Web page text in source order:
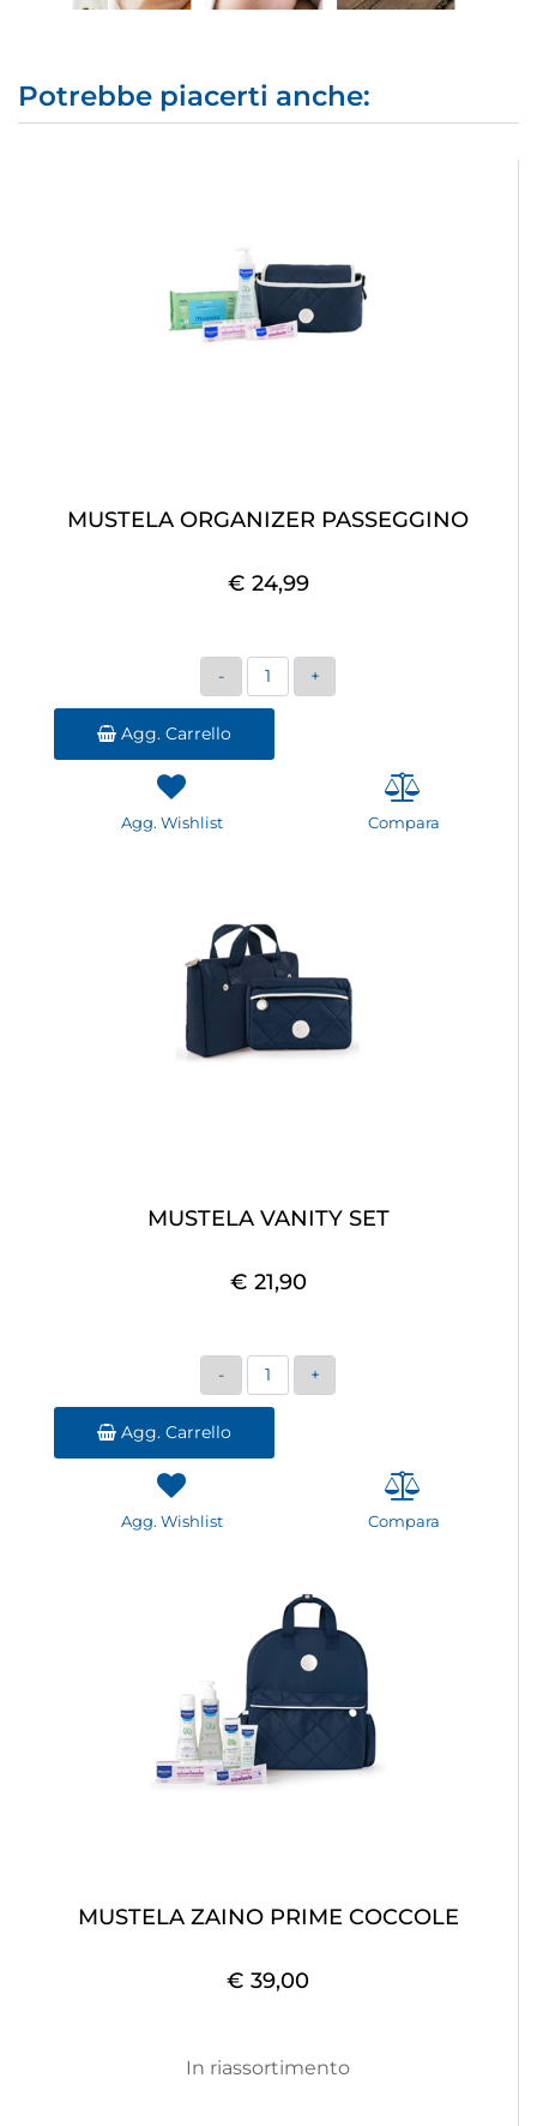
Potrebbe piacerti anche:
MUSTELA ORGANIZER PASSEGGINO
€ 24,99
Quantità
Agg. Carrello
Agg. Wishlist Compara
MUSTELA VANITY SET
€ 21,90
Quantità
Agg. Carrello
Agg. Wishlist Compara
MUSTELA ZAINO PRIME COCCOLE
€ 39,00
In riassortimento